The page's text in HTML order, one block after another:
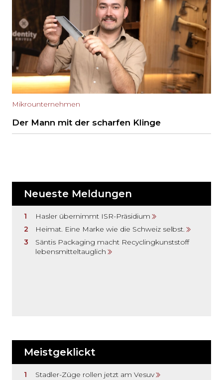
Mikrounternehmen
Der Mann mit der scharfen Klinge
Neueste Meldungen
Hasler übernimmt ISR-Präsidium
Heimat. Eine Marke wie die Schweiz selbst.
Säntis Packaging macht Recyclingkunststoff
lebensmitteltauglich
Meistgeklickt
Stadler-Züge rollen jetzt am Vesuv